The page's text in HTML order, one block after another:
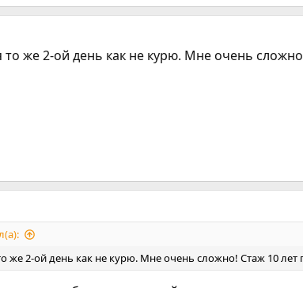
же 2-ой день как не курю. Мне очень
же 2-ой день как не курю. Мне очень сложно! Стаж 10